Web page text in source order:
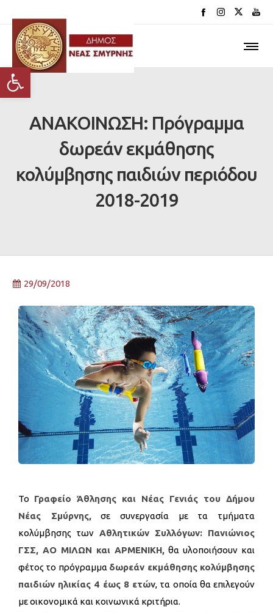
Ανοίξτε τη γραμμή εργαλείων
ΑΝΑΚΟΙΝΩΣΗ: Πρόγραμμα
δωρεάν εκμάθησης
κολύμβησης παιδιών περιόδου
2018-2019
29/09/2018
Το Γραφείο Άθλησης και Νέας Γενιάς του Δήμου
Νέας Σμύρνης,σε συνεργασία με τα τμήματα
κολύμβησης των Αθλητικών Συλλόγων: Πανιώνιος
ΓΣΣ, ΑΟ ΜΙΛΩΝ και ΑΡΜΕΝΙΚΗ, θα υλοποιήσουν και
φέτος το πρόγραμμα δωρεάν εκμάθησης κολύμβησης
παιδιών ηλικίας 4 έως 8 ετών, τα οποία θα επιλεγούν
με οικονομικά και κοινωνικά κριτήρια.